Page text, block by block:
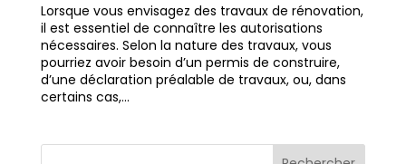
Lorsque vous envisagez des travaux de rénovation,
il est essentiel de connaître les autorisations
nécessaires. Selon la nature des travaux, vous
pourriez avoir besoin d’un permis de construire,
d’une déclaration préalable de travaux, ou, dans
certains cas,...